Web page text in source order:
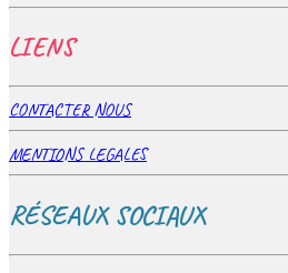
LIENS
CONTACTER NOUS
MENTIONS LEGALES
RÉSEAUX SOCIAUX